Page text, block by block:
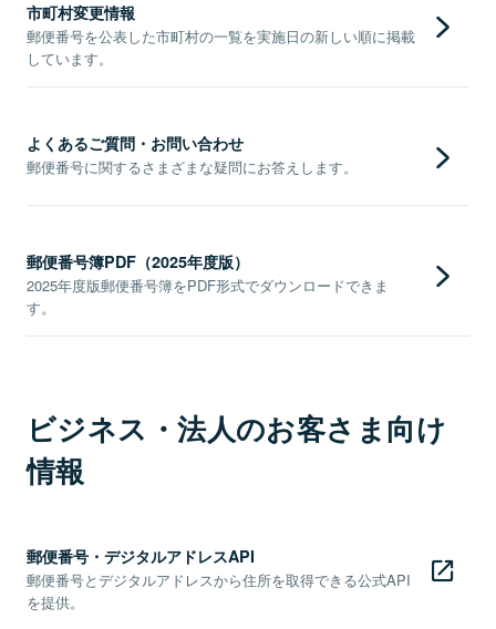
市町村変更情報
郵便番号を公表した市町村の一覧を実施日の新しい順に掲載
しています。
よくあるご質問・お問い合わせ
郵便番号に関するさまざまな疑問にお答えします。
郵便番号簿PDF（2025年度版）
2025年度版郵便番号簿をPDF形式でダウンロードできま
す。
ビジネス・法人のお客さま向け
情報
郵便番号・デジタルアドレスAPI
郵便番号とデジタルアドレスから住所を取得できる公式API
を提供。